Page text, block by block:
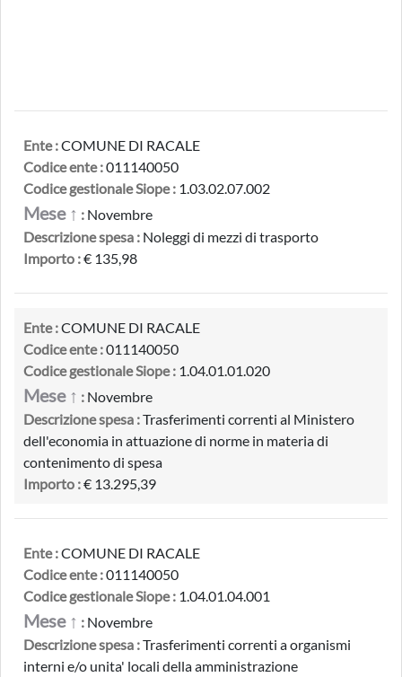
Ente :COMUNE DI RACALE
Codice ente :011140050
Codice gestionale Siope : 1.03.02.07.002
Mese ↑ : Novembre
Descrizione spesa : Noleggi di mezzi di trasporto
Importo :€ 135,98
Ente :COMUNE DI RACALE
Codice ente :011140050
Codice gestionale Siope : 1.04.01.01.020
Mese ↑ : Novembre
Descrizione spesa :Trasferimenti correnti al Ministero
dell'economia in attuazione di norme in materia di
contenimento di spesa
Importo :€ 13.295,39
Ente :COMUNE DI RACALE
Codice ente :011140050
Codice gestionale Siope : 1.04.01.04.001
Mese ↑ : Novembre
Descrizione spesa :Trasferimenti correnti a organismi
interni e/o unita' locali della amministrazione